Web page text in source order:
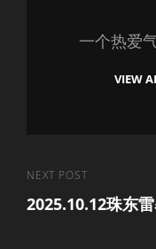
一个热爱
VIEW
文
章
Next
Post
NEXT POST
2025.10.12珠东